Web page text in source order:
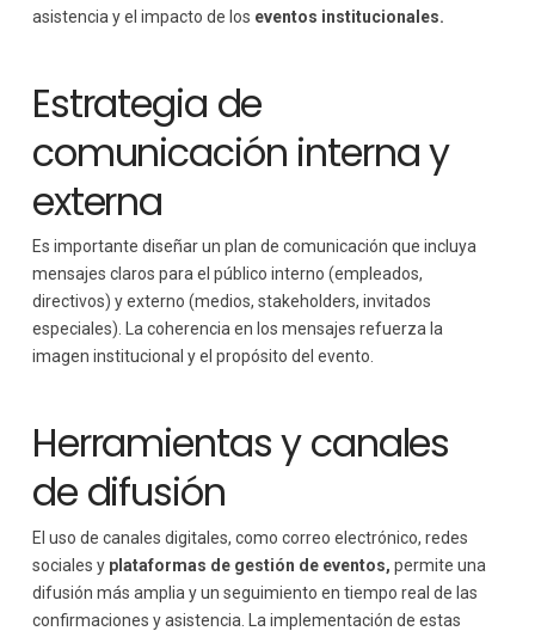
asistencia y el impacto de los eventos institucionales.
Estrategia de
comunicación interna y
externa
Es importante diseñar un plan de comunicación que incluya
mensajes claros para el público interno (empleados,
directivos) y externo (medios, stakeholders, invitados
especiales). La coherencia en los mensajes refuerza la
imagen institucional y el propósito del evento.
Herramientas y canales
de difusión
El uso de canales digitales, como correo electrónico, redes
sociales y plataformas de gestión de eventos, permite una
difusión más amplia y un seguimiento en tiempo real de las
confirmaciones y asistencia. La implementación de estas